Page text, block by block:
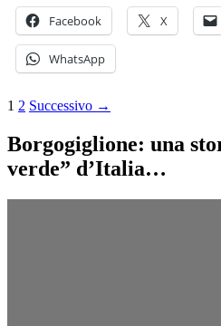
Facebook X
WhatsApp
Navigazione
1 2 Successivo →
Borgogiglione: una
verde” d’Italia…